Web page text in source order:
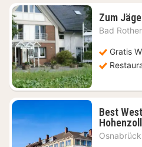
Zum
Bad
Gratis
Best
Osnabrück